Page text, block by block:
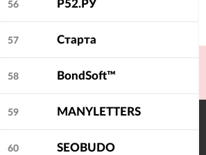
56 Р52.РУ
57 Старта
58 BondSoft™
59 MANYLETTERS
60 SEOBUDO